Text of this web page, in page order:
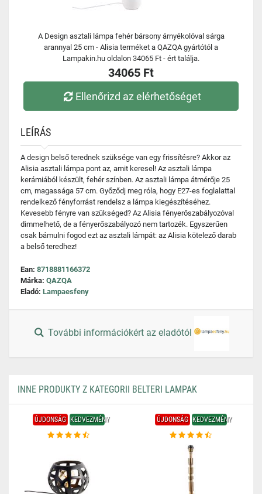
A Design asztali lámpa fehér bársony árnyékolóval sárga
arannyal 25 cm - Alisia terméket a QAZQA gyártótól a
Lampakin.hu oldalon 34065 Ft - ért találja.
34065 Ft
Ellenőrizd az elérhetőséget
LEÍRÁS
A design belső terednek szüksége van egy frissítésre? Akkor az
Alisia asztali lámpa pont az, amit keresel! Az asztali lámpa
kerámiából készült, fehér színben. Az asztali lámpa átmérője 25
cm, magassága 57 cm. Győződj meg róla, hogy E27-es foglalattal
rendelkező fényforrást rendelsz a lámpa kiegészítéséhez.
Kevesebb fényre van szükséged? Az Alisia fényerőszabályozóval
dimmelhető, de a fényerőszabályozó nem tartozék. Egyszerűen
csak bámulni fogod ezt az asztali lámpát: az Alisia kötelező darab
a belső teredhez!
Ean: 8718881166372
Márka: QAZQA
Eladó: Lampaesfeny
További információkért az eladótól
INNE PRODUKTY Z KATEGORII BELTERI LAMPAK
ÚJDONSÁG KEDVEZMÉNY ÚJDONSÁG KEDVEZMÉNY